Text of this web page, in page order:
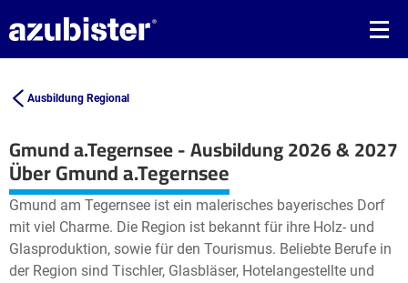
Ausbildung Regional
Gmund a.Tegernsee - Ausbildung 2026 & 2027
+
−
Leaflet| ©OpenStreetMap2contributors
Über Gmund a.Tegernsee
Gmund am Tegernsee ist ein malerisches bayerisches Dorf
mit viel Charme. Die Region ist bekannt für ihre Holz- und
Glasproduktion, sowie für den Tourismus. Beliebte Berufe in
der Region sind Tischler, Glasbläser, Hotelangestellte und